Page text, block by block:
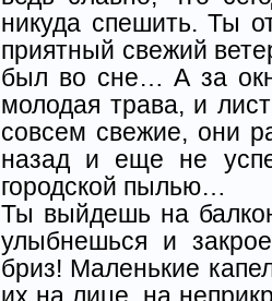
никуда спешить. Ты
приятный свежий
был во сне… А за
молодая трава, и
совсем свежие, они
назад и еще не
городской пылью…
Ты выйдешь на
улыбнешься и
бриз! Маленькие